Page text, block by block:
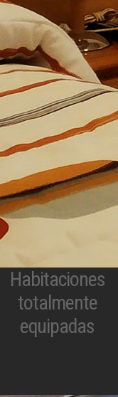
Habitaciones
totalmente
equipadas